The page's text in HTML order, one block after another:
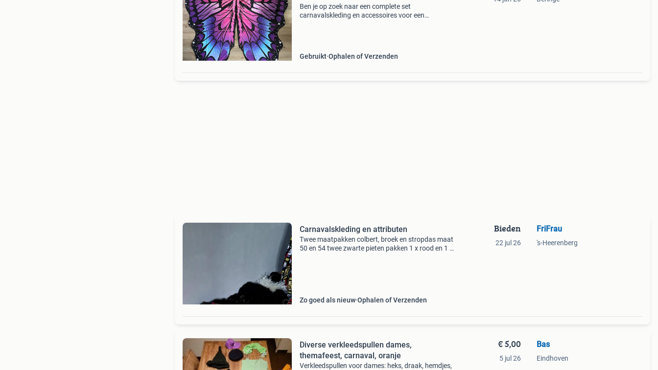
Ben je op zoek naar een complete set
carnavalskleding en accessoires voor een
Gebruikt Ophalen of Verzenden
Carnavalskleding en attributen
Twee maatpakken colbert, broek en stropdas maat
50 en 54 twee zwarte pieten pakken 1 x rood en 1 x
Zo goed als nieuw Ophalen of Verzenden
Bieden
22 jul 26
FriFrau
's-Heerenberg
Diverse verkleedspullen dames,
themafeest, carnaval, oranje
Verkleedspullen voor dames: heks, draak, hemdjes,
€ 5,00
5 jul 26
Bas
Eindhoven